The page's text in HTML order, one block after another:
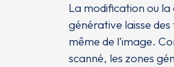
La modification ou
générative laisse
même de l'image.
scanné, les zones